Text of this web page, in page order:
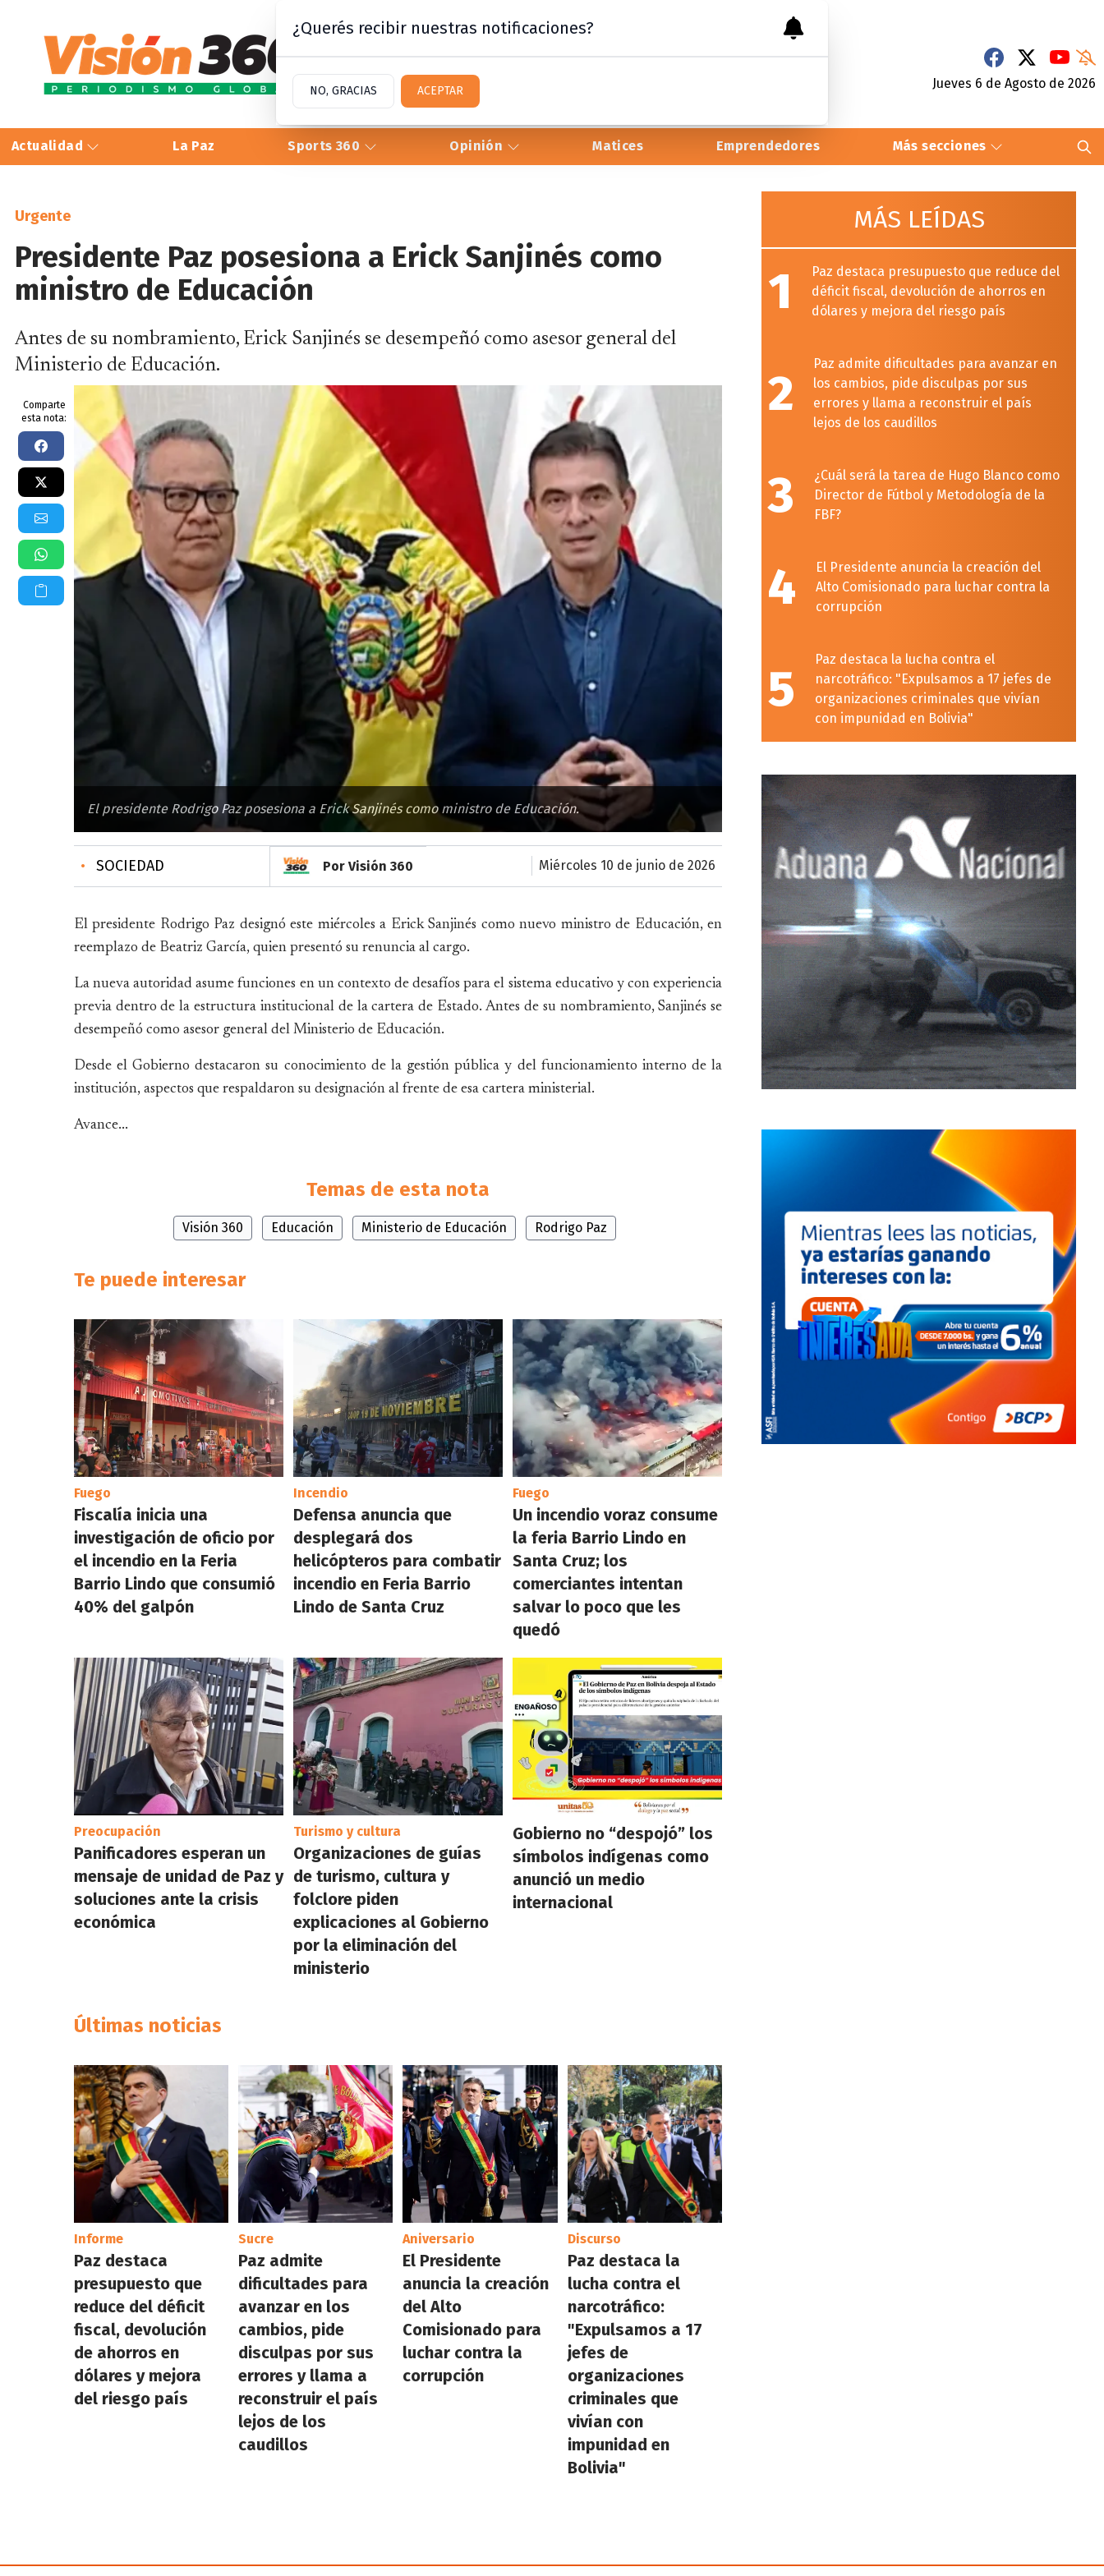
Jueves 6 de Agosto de 2026
Actualidad La Paz Sports 360 Opinión Matices Emprendedores Más secciones
Urgente
Presidente Paz posesiona a Erick Sanjinés como
ministro de Educación
Antes de su nombramiento, Erick Sanjinés se desempeñó como asesor general del
Ministerio de Educación.
Comparte
esta nota:
El presidente Rodrigo Paz posesiona a Erick Sanjinés como ministro de Educación.
• SOCIEDAD Por Visión 360 miércoles 10 de junio de 2026
El presidente Rodrigo Paz designó este miércoles a Erick Sanjinés como nuevo ministro de Educación, en
reemplazo de Beatriz García, quien presentó su renuncia al cargo.
La nueva autoridad asume funciones en un contexto de desafíos para el sistema educativo y con experiencia
previa dentro de la estructura institucional de la cartera de Estado. Antes de su nombramiento, Sanjinés se
desempeñó como asesor general del Ministerio de Educación.
Desde el Gobierno destacaron su conocimiento de la gestión pública y del funcionamiento interno de la
institución, aspectos que respaldaron su designación al frente de esa cartera ministerial.
Avance...
Temas de esta nota
Visión 360 Educación Ministerio de Educación Rodrigo Paz
Te puede interesar
Fuego
Fiscalía inicia una
investigación de oficio por
el incendio en la Feria
Barrio Lindo que consumió
40% del galpón
Incendio
Defensa anuncia que
desplegará dos
helicópteros para combatir
incendio en Feria Barrio
Lindo de Santa Cruz
Fuego
Un incendio voraz consume
la feria Barrio Lindo en
Santa Cruz; los
comerciantes intentan
salvar lo poco que les
quedó
Preocupación
Panificadores esperan un
mensaje de unidad de Paz y
soluciones ante la crisis
económica
Turismo y cultura
Organizaciones de guías
de turismo, cultura y
folclore piden
explicaciones al Gobierno
por la eliminación del
ministerio
Gobierno no “despojó” los
símbolos indígenas como
anunció un medio
internacional
Últimas noticias
Informe
Paz destaca
presupuesto que
reduce del déficit
fiscal, devolución
de ahorros en
dólares y mejora
del riesgo país
Sucre
Paz admite
dificultades para
avanzar en los
cambios, pide
disculpas por sus
errores y llama a
reconstruir el país
lejos de los
caudillos
Aniversario
El Presidente
anuncia la creación
del Alto
Comisionado para
luchar contra la
corrupción
Discurso
Paz destaca la
lucha contra el
narcotráfico:
"Expulsamos a 17
jefes de
organizaciones
criminales que
vivían con
impunidad en
Bolivia"
MÁS LEÍDAS
1
Paz destaca presupuesto que reduce del
déficit fiscal, devolución de ahorros en
dólares y mejora del riesgo país
2
Paz admite dificultades para avanzar en
los cambios, pide disculpas por sus
errores y llama a reconstruir el país
lejos de los caudillos
3
¿Cuál será la tarea de Hugo Blanco como
Director de Fútbol y Metodología de la
FBF?
4
El Presidente anuncia la creación del
Alto Comisionado para luchar contra la
corrupción
5
Paz destaca la lucha contra el
narcotráfico: "Expulsamos a 17 jefes de
organizaciones criminales que vivían
con impunidad en Bolivia"
¿Querés recibir nuestras notificaciones?
NO, GRACIAS ACEPTAR